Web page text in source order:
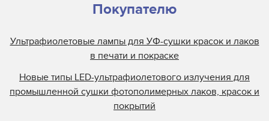
Покупателю
Ультрафиолетовые лампы для УФ-сушки красок и лаков
в печати и покраске
Новые типы LED-ультрафиолетового излучения для
промышленной сушки фотополимерных лаков, красок и
покрытий